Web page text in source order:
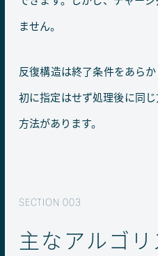
ません。
反復構造は終了条件をあら
初に指定はせず処理後に同
方法があります。
主なアルゴ